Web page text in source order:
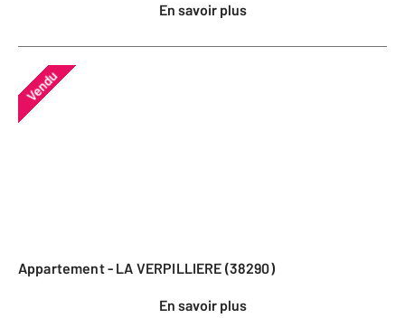
En savoir plus
Vendu
Appartement - LA VERPILLIERE (38290)
En savoir plus